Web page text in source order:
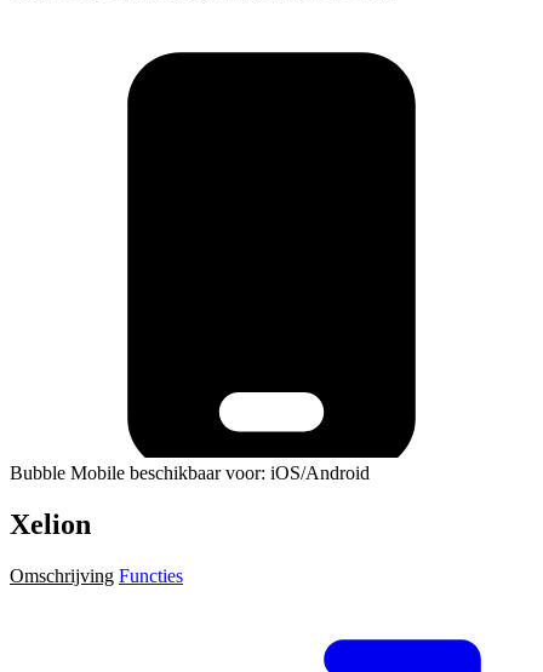
Bubble Mobile beschikbaar voor: iOS/Android
Xelion
Omschrijving Functies